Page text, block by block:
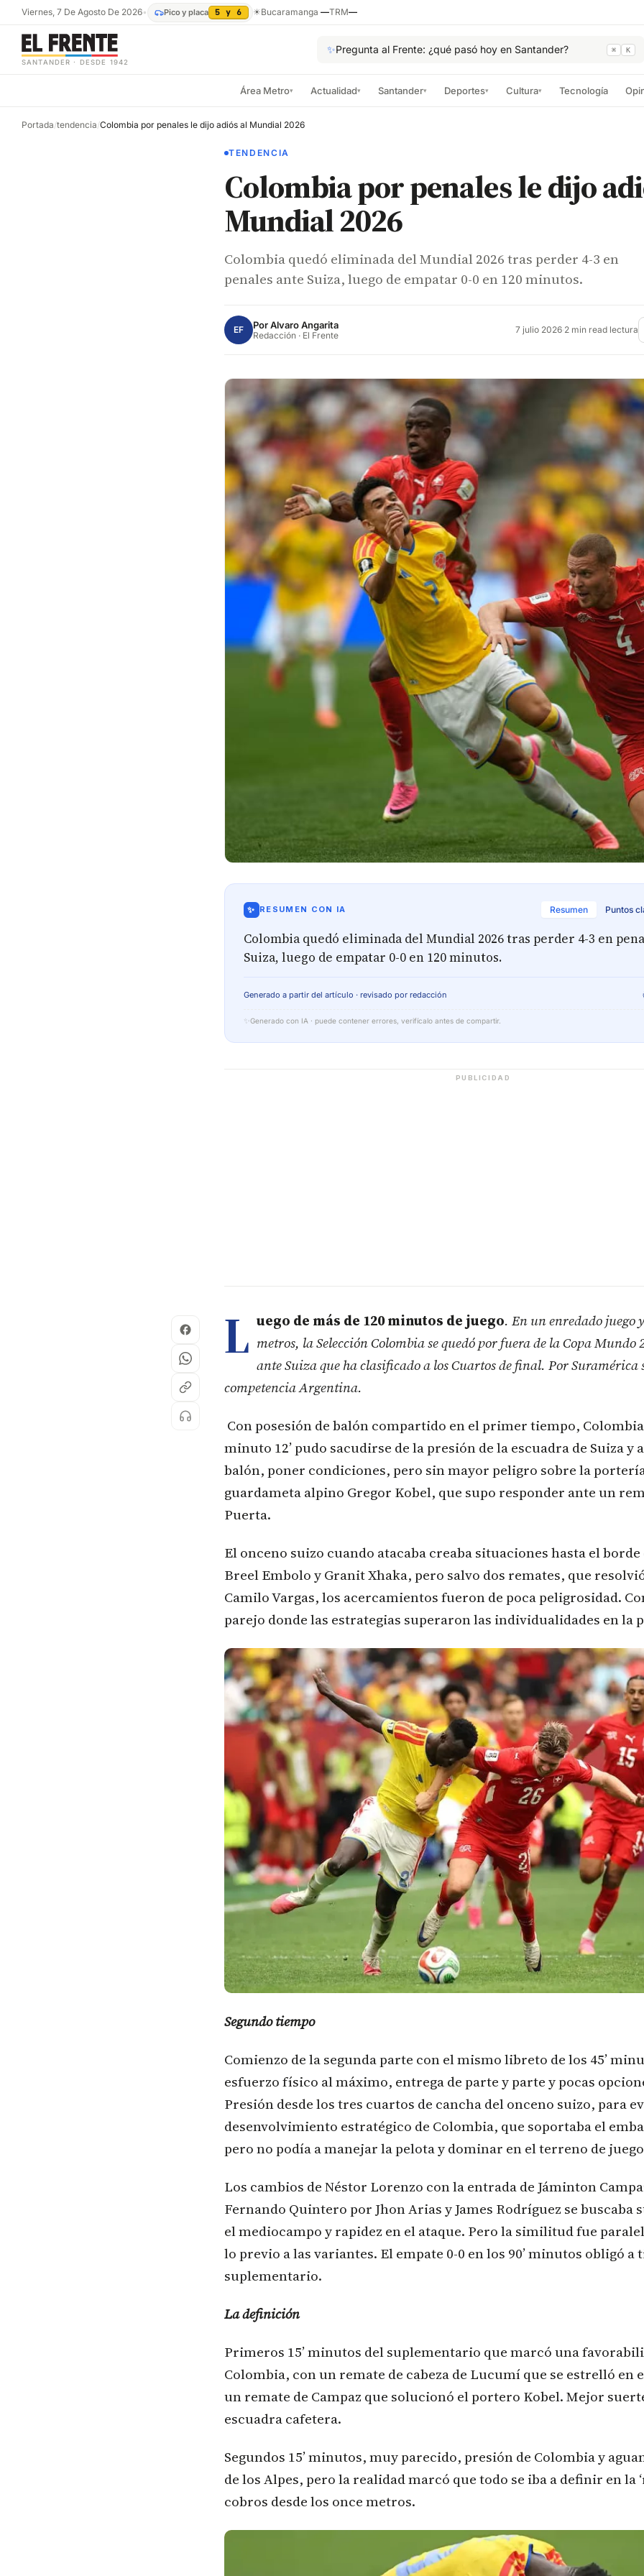
Viernes, 7 De Agosto De 2026• Pico y placa 5 y 6 ☀Bucaramanga —TRM—
SANTANDER · DESDE 1942
✨Pregunta al Frente: ¿qué pasó hoy en Santander? ⌘ K
Área Metro▾ Actualidad▾ Santander▾ Deportes▾ Cultura▾ Tecnología
Portada/tendencia/Colombia por penales le dijo adiós al Mundial 2026
TENDENCIA
Colombia por penales le dijo
Mundial 2026
Colombia quedó eliminada del Mundial 2026 tras perder 4-3 en
penales ante Suiza, luego de empatar 0-0 en 120 minutos.
EF PorAlvaro Angarita
Redacción · El Frente 7 julio 2026·2 min read lectura
✨ RESUMEN CON IA Resumen Puntos
Colombia quedó eliminada del Mundial 2026 tras perder 4-3 en
Suiza, luego de empatar 0-0 en 120 minutos.
Generado a partir del artículo · revisado por redacción
✨ Generado con IA · puede contener errores, verifícalo antes de compartir.
PUBLICIDAD
L uego de más de 120 minutos de juego. En un enredado juego
metros, la Selección Colombia se quedó por fuera de la Copa Mundo
ante Suiza que ha clasificado a los Cuartos de final. Por Suramérica
competencia Argentina.
Con posesión de balón compartido en el primer tiempo,
minuto 12’ pudo sacudirse de la presión de la escuadra de Suiza y
balón, poner condiciones, pero sin mayor peligro sobre la
guardameta alpino Gregor Kobel, que supo responder ante un
Puerta.
El onceno suizo cuando atacaba creaba situaciones hasta el
Breel Embolo y Granit Xhaka, pero salvo dos remates, que
Camilo Vargas, los acercamientos fueron de poca peligrosidad.
parejo donde las estrategias superaron las individualidades en la
Segundo tiempo
Comienzo de la segunda parte con el mismo libreto de los 45’
esfuerzo físico al máximo, entrega de parte y parte y pocas
Presión desde los tres cuartos de cancha del onceno suizo, para
desenvolvimiento estratégico de Colombia, que soportaba el
pero no podía a manejar la pelota y dominar en el terreno de
Los cambios de Néstor Lorenzo con la entrada de Jáminton
Fernando Quintero por Jhon Arias y James Rodríguez se buscaba
el mediocampo y rapidez en el ataque. Pero la similitud fue
lo previo a las variantes. El empate 0-0 en los 90’ minutos obligó a
suplementario.
La definición
Primeros 15’ minutos del suplementario que marcó una
Colombia, con un remate de cabeza de Lucumí que se estrelló en
un remate de Campaz que solucionó el portero Kobel. Mejor
escuadra cafetera.
Segundos 15’ minutos, muy parecido, presión de Colombia y
de los Alpes, pero la realidad marcó que todo se iba a definir en la
cobros desde los once metros.